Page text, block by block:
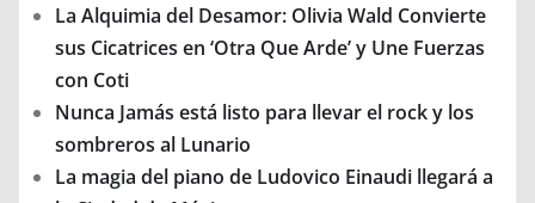
La Alquimia del Desamor: Olivia Wald Convierte
sus Cicatrices en ‘Otra Que Arde’ y Une Fuerzas
con Coti
Nunca Jamás está listo para llevar el rock y los
sombreros al Lunario
La magia del piano de Ludovico Einaudi llegará a